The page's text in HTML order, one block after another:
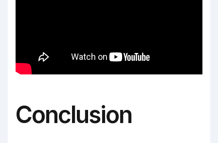
Conclusion